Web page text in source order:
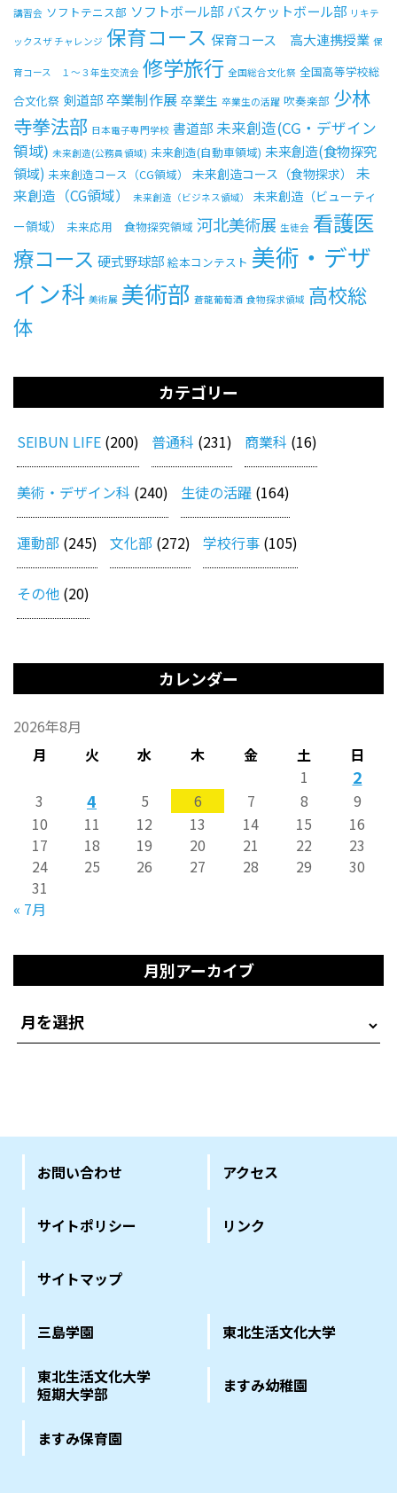
講習会 ソフトテニス部 ソフトボール部 バスケットボール部 リキテ
ックスザ チャレンジ 保育コース 保育コース 高大連携授業 保
育コース １～３年生交流会 修学旅行 全国総合文化祭 全国高等学校総
合文化祭 剣道部卒業制作展 卒業生 卒業生の活躍 吹奏楽部 少林
寺拳法部 日本電子専門学校 書道部 未来創造(CG・デザイン
領域) 未来創造(公務員領域) 未来創造(自動車領域) 未来創造(食物探究
領域) 未来創造コース（CG領域） 未来創造コース（食物探求）
未
来創造（CG領域）
未来創造（ビジネス領域）
未来創造（ビューティ
ー領域）
未来応用 食物探究領域 河北美術展 生徒会 看護医
療コース 硬式野球部 絵本コンテスト 美術・デザ
イン科 美術展 美術部 蒼龍葡萄酒 食物探求領域 高校総
体
カテゴリー
SEIBUN LIFE (200) 普通科 (231) 商業科 (16)
美術・デザイン科 (240) 生徒の活躍 (164)
運動部 (245) 文化部 (272) 学校行事 (105)
その他 (20)
カレンダー
2026年8月
月
火 水 木 金 土 日
« 7月
1 2
3 4 5 6 7 8
9
10
11 12 13 14 15
16
17
18 19 20 21 22
23
24
25 26 27 28 29
30
31
月別アーカイブ
お問い合わせ アクセス
サイトポリシー リンク
サイトマップ
三島学園 東北生活文化大学
東北生活文化大学
短期大学部
ますみ幼稚園
ますみ保育園